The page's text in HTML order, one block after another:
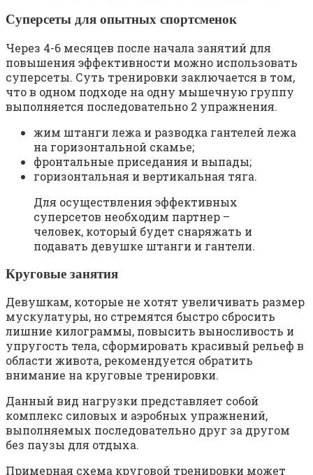
Суперсеты для опытных спортсменок
Через 4-6 месяцев после начала занятий для
повышения эффективности можно использовать
суперсеты. Суть тренировки заключается в том,
что в одном подходе на одну мышечную группу
выполняется последовательно 2 упражнения.
жим штанги лежа и разводка гантелей лежа
на горизонтальной скамье;
фронтальные приседания и выпады;
горизонтальная и вертикальная тяга.
Для осуществления эффективных
суперсетов необходим партнер –
человек, который будет снаряжать и
подавать девушке штанги и гантели.
Круговые занятия
Девушкам, которые не хотят увеличивать размер
мускулатуры, но стремятся быстро сбросить
лишние килограммы, повысить выносливость и
упругость тела, сформировать красивый рельеф в
области живота, рекомендуется обратить
внимание на круговые тренировки.
Данный вид нагрузки представляет собой
комплекс силовых и аэробных упражнений,
выполняемых последовательно друг за другом
без паузы для отдыха.
Примерная схема круговой тренировки может